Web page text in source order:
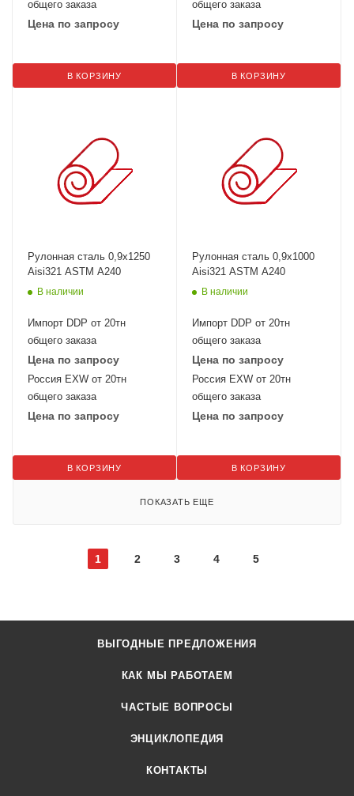
общего заказа
Цена по запросу
В КОРЗИНУ
общего заказа
Цена по запросу
В КОРЗИНУ
Рулонная сталь 0,9х1250
Aisi321 ASTM A240
В наличии
Импорт DDP от 20тн
общего заказа
Цена по запросу
Россия EXW от 20тн
общего заказа
Цена по запросу
В КОРЗИНУ
Рулонная сталь 0,9х1000
Aisi321 ASTM A240
В наличии
Импорт DDP от 20тн
общего заказа
Цена по запросу
Россия EXW от 20тн
общего заказа
Цена по запросу
В КОРЗИНУ
ПОКАЗАТЬ ЕЩЕ
1 2 3 4 5
ВЫГОДНЫЕ ПРЕДЛОЖЕНИЯ
КАК МЫ РАБОТАЕМ
ЧАСТЫЕ ВОПРОСЫ
ЭНЦИКЛОПЕДИЯ
КОНТАКТЫ